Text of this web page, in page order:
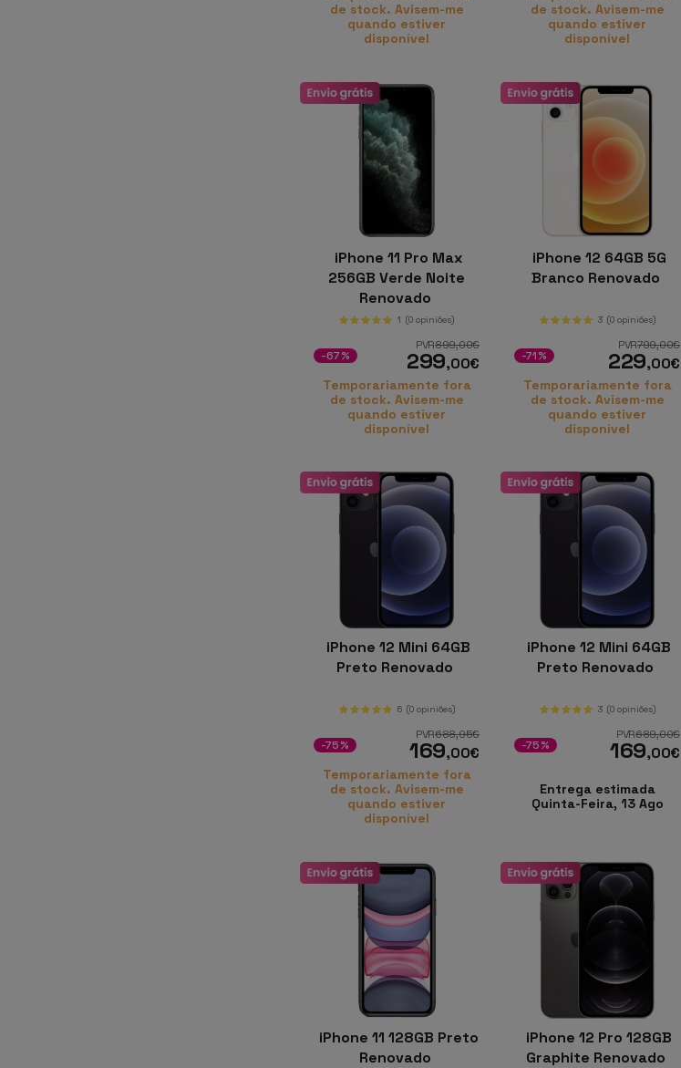
de stock. Avisem-me
quando estiver
disponível
de stock. Avisem-me
quando estiver
disponível
iPhone 11 Pro Max
256GB Verde Noite
Renovado
1 (0 opiniões)
PVR899,00€
299,00€
-67%
Temporariamente fora
de stock. Avisem-me
quando estiver
disponível
iPhone 12 64GB 5G
Branco Renovado
3 (0 opiniões)
PVR799,00€
229,00€
-71%
Temporariamente fora
de stock. Avisem-me
quando estiver
disponível
iPhone 12 Mini 64GB
Preto Renovado
6 (0 opiniões)
PVR688,95€
169,00€
-75%
Temporariamente fora
de stock. Avisem-me
quando estiver
disponível
iPhone 12 Mini 64GB
Preto Renovado
3 (0 opiniões)
PVR689,00€
169,00€
-75%
Entrega estimada
Quinta-Feira, 13 Ago
iPhone 11 128GB Preto
Renovado
iPhone 12 Pro 128GB
Graphite Renovado